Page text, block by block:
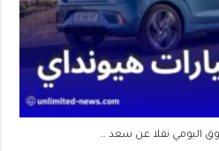
اليومي نقلا عن سعد …